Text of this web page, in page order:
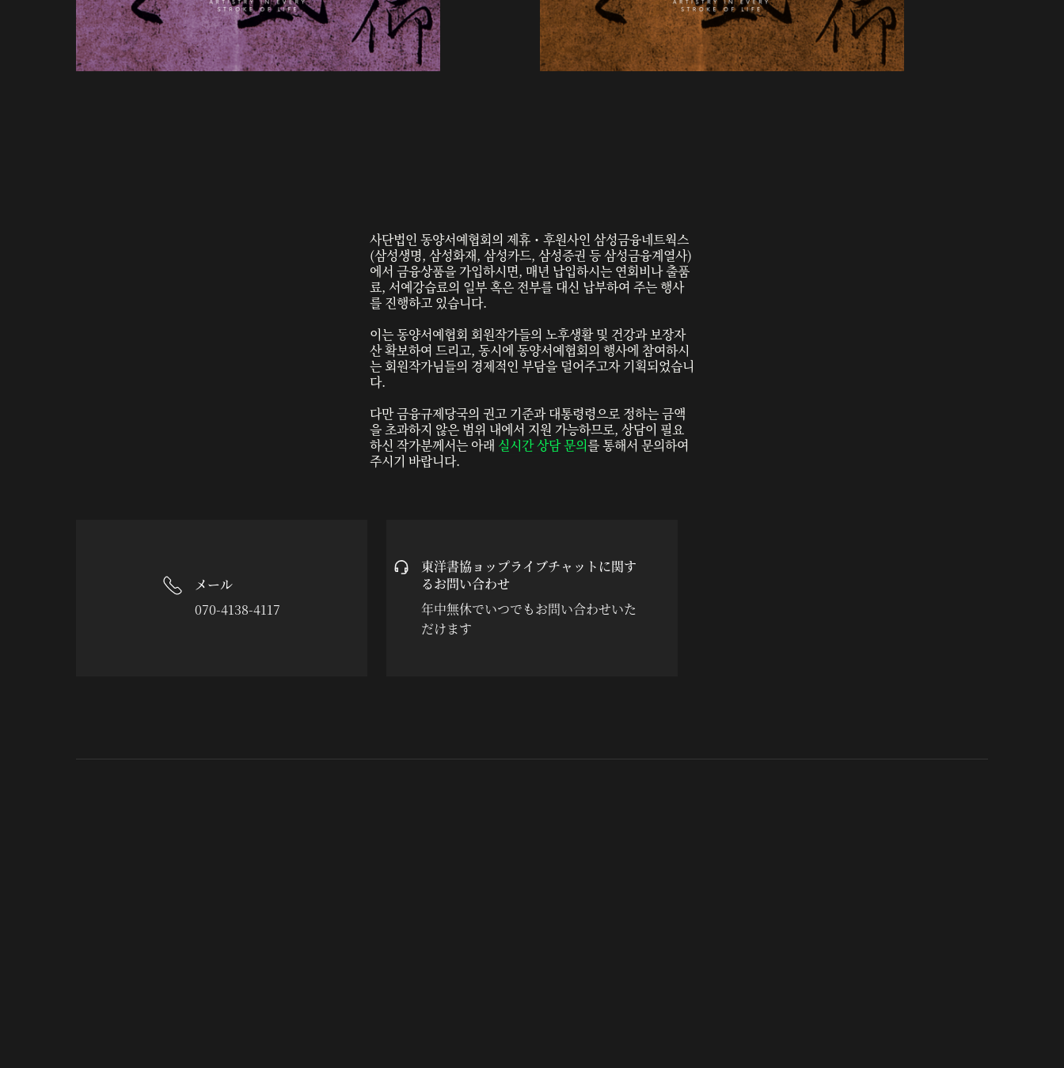
사단법인 동양서예협회의 제휴・후원사인 삼성금융네트웍스
(삼성생명, 삼성화재, 삼성카드, 삼성증권 등 삼성금융계열사)
에서 금융상품을 가입하시면, 매년 납입하시는 연회비나 출품
료, 서예강습료의 일부 혹은 전부를 대신 납부하여 주는 행사
를 진행하고 있습니다.
이는 동양서예협회 회원작가들의 노후생활 및 건강과 보장자
산 확보하여 드리고, 동시에 동양서예협회의 행사에 참여하시
는 회원작가님들의 경제적인 부담을 덜어주고자 기획되었습니
다.
다만 금융규제당국의 권고 기준과 대통령령으로 정하는 금액
을 초과하지 않은 범위 내에서 지원 가능하므로, 상담이 필요
하신 작가분께서는 아래 실시간 상담 문의를 통해서 문의하여
주시기 바랍니다.
メール
070-4138-4117
東洋書協ョップライブチャットに関す
るお問い合わせ
年中無休でいつでもお問い合わせいた
だけます